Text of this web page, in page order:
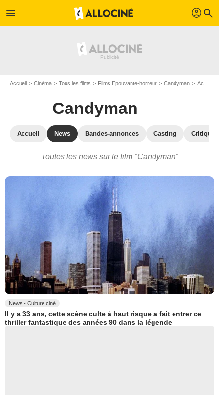
menu profil search
Accueil Cinéma Tous les films Films Epouvante-horreur Candyman Actualités Candyman
Candyman
Accueil News Bandes-annonces Casting
Toutes les news sur le film "Candyman"
News - Culture ciné
Il y a 33 ans, cette scène culte à haut risque a fait entrer ce
thriller fantastique des années 90 dans la légende